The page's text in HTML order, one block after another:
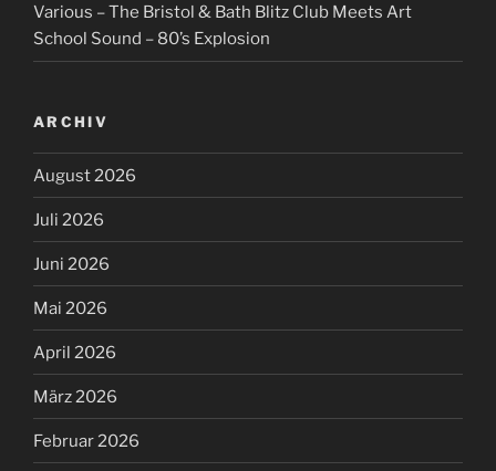
Various – The Bristol & Bath Blitz Club Meets Art
School Sound – 80’s Explosion
ARCHIV
August 2026
Juli 2026
Juni 2026
Mai 2026
April 2026
März 2026
Februar 2026